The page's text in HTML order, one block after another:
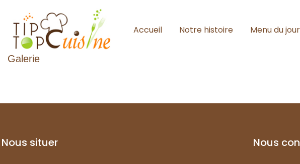
Accueil Notre histoire Menu du jour
Galerie
Nous situer Nous